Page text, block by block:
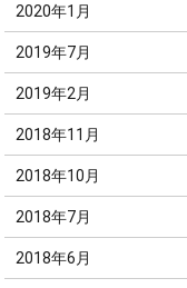
2020年1月
2019年7月
2019年2月
2018年11月
2018年10月
2018年7月
2018年6月